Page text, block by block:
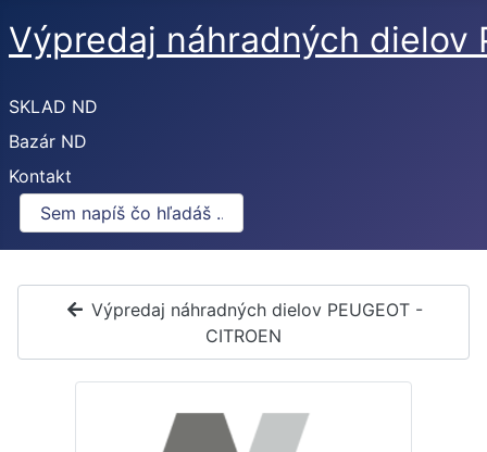
Výpredaj náhradných dielov
SKLAD ND
Bazár ND
Kontakt
Výpredaj náhradných dielov PEUGEOT -
CITROEN